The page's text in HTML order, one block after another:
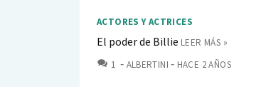
ACTORES Y ACTRICES
El poder de Billie LEER MÁS »
1 COMENTARIOS
ALBERTINI HACE 2 AÑOS